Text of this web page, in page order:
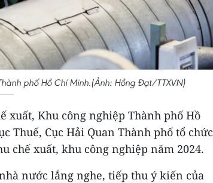
phố Hồ Chí Minh.(Ảnh: Hồng Đạt/TTXVN)
xuất, Khu công nghiệp Thành phố Hồ
Thuế, Cục Hải Quan Thành phố tổ chức
chế xuất, khu công nghiệp năm 2024.
nước lắng nghe, tiếp thu ý kiến của